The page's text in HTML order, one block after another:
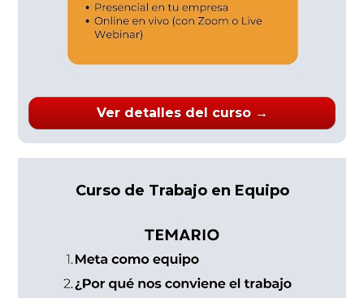
Ver detalles del curso →
Curso de Trabajo en Equipo